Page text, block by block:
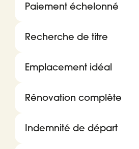
Paiement échelonné
Recherche de titre
Emplacement idéal
Rénovation complète
Indemnité de départ